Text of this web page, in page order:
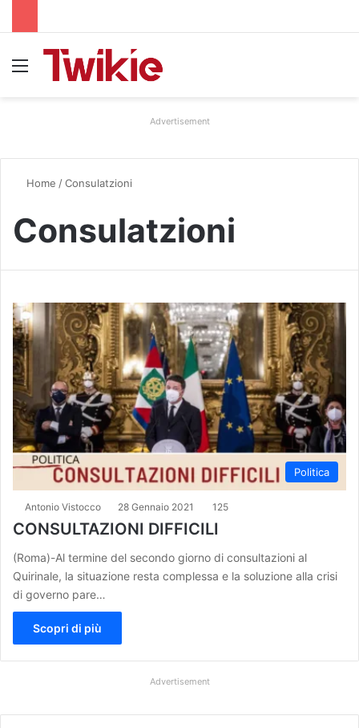
Advertisement
Home /Consulatzioni
Consulatzioni
Politica
Antonio Vistocco 28 Gennaio 2021 125
CONSULTAZIONI DIFFICILI
(Roma)-Al termine del secondo giorno di consultazioni al
Quirinale, la situazione resta complessa e la soluzione alla crisi
di governo pare…
Scopri di più
Advertisement